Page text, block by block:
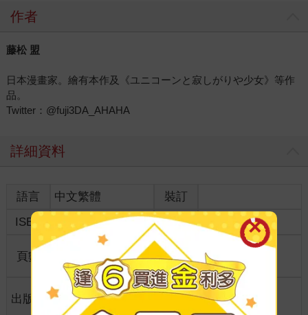
作者
藤松 盟
日本漫畫家。繪有本作及《ユニコーンと寂しがりや少女》等作
品。
Twitter：@fuji3DA_AHAHA
詳細資料
語言 中文繁體
裝訂
ISBN
9786263789814 分級 普通級
頁數
商品規
格
18.0*12.7*1.0
出版地 台灣
適讀年
齡
全齡適讀